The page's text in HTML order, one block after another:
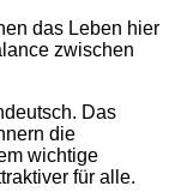
das Leben hier
zwischen
Das
die
wichtige
für alle.